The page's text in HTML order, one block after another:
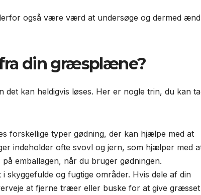
også være værd at undersøge og dermed
din græsplæne?
kan heldigvis løses. Her er nogle trin, du kan
forskellige typer gødning, der kan hjælpe med at
indeholder ofte svovl og jern, som hjælper med
emballagen, når du bruger gødningen.
skyggefulde og fugtige områder. Hvis dele af din
at fjerne træer eller buske for at give græsset